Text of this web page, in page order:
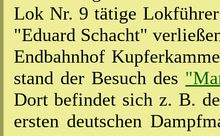
Lok Nr. 9 tätige
"Eduard Schacht"
Endbahnhof
stand der Besuch des
Dort befindet sich z. B.
ersten deutschen